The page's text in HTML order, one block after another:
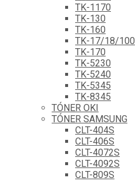
TK-1170
TK-130
TK-160
TK-17/18/100
TK-170
TK-5230
TK-5240
TK-5345
TK-8345
TÓNER OKI
TÓNER SAMSUNG
CLT-404S
CLT-406S
CLT-4072S
CLT-4092S
CLT-809S